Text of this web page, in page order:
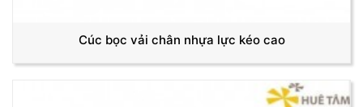
Cúc bọc vải chân nhựa lực kéo cao